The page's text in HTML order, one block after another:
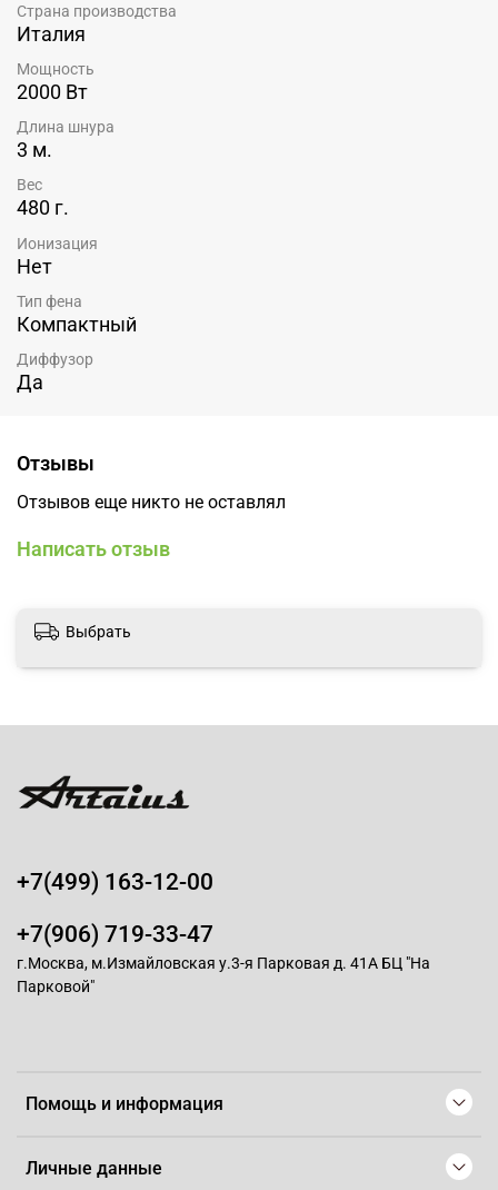
Страна производства
Италия
Мощность
2000 Вт
Длина шнура
3 м.
Вес
480 г.
Ионизация
Нет
Тип фена
Компактный
Диффузор
Да
Отзывы
Отзывов еще никто не оставлял
Написать отзыв
Выбрать
Помощь и информация
Личные данные
+7(499) 163-12-00
+7(906) 719-33-47
г.Москва, м.Измайловская у.3-я Парковая д. 41А БЦ "На
Парковой"